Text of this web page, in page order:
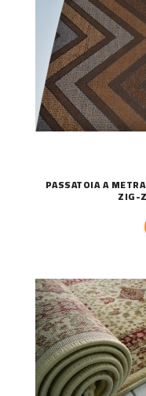
PASSATOIA A
ZIG-